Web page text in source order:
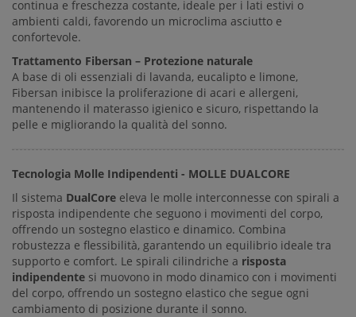
continua e freschezza costante, ideale per i lati estivi o
ambienti caldi, favorendo un microclima asciutto e
confortevole.
Trattamento Fibersan – Protezione naturale
A base di oli essenziali di lavanda, eucalipto e limone,
Fibersan inibisce la proliferazione di acari e allergeni,
mantenendo il materasso igienico e sicuro, rispettando la
pelle e migliorando la qualità del sonno.
Tecnologia Molle Indipendenti - MOLLE DUALCORE
Il sistema DualCore eleva le molle interconnesse con spirali a
risposta indipendente che seguono i movimenti del corpo,
offrendo un sostegno elastico e dinamico. Combina
robustezza e flessibilità, garantendo un equilibrio ideale tra
supporto e comfort. Le spirali cilindriche a risposta
indipendente si muovono in modo dinamico con i movimenti
del corpo, offrendo un sostegno elastico che segue ogni
cambiamento di posizione durante il sonno.